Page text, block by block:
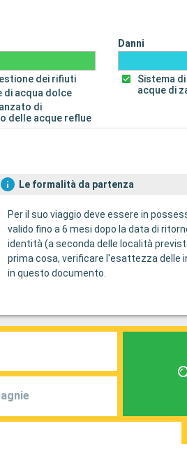
dei rifiuti
di acqua dolce
di
delle acque reflue
Danni
Sistema
acque di
Le formalità da partenza
Per il suo viaggio deve essere in
valido fino a 6 mesi dopo la data di
identità (a seconda delle località
prima cosa, verificare l'esattezza delle
in questo documento.